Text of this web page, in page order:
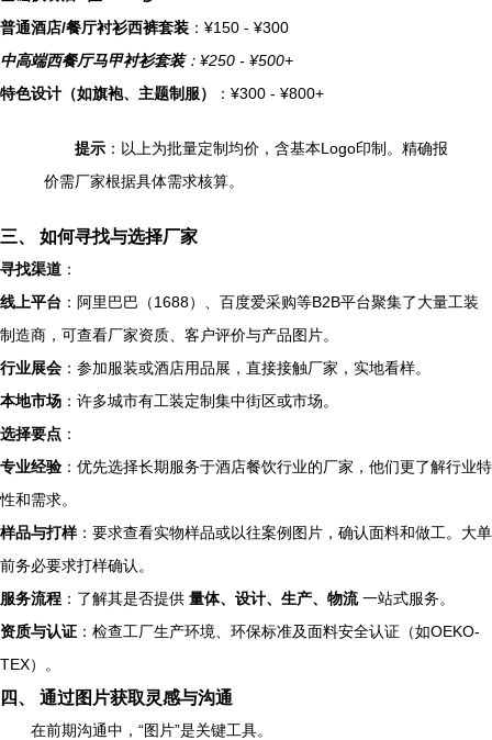
普通酒店/餐厅衬衫西裤套装 ：¥150 - ¥300
中高端西餐厅马甲衬衫套装：¥250 - ¥500+
特色设计（如旗袍、主题制服）
：¥300 - ¥800+
提示 ：以上为批量定制均价，含基本Logo印制。精确报
价需厂家根据具体需求核算。
三、 如何寻找与选择厂家
寻找渠道 ：
线上平台 ：阿里巴巴（1688）、百度爱采购等B2B平台聚集了大量工装
制造商，可查看厂家资质、客户评价与产品图片。
行业展会 ：参加服装或酒店用品展，直接接触厂家，实地看样。
本地市场 ：许多城市有工装定制集中街区或市场。
选择要点 ：
专业经验 ：优先选择长期服务于酒店餐饮行业的厂家，他们更了解行业特
性和需求。
样品与打样：要求查看实物样品或以往案例图片，确认面料和做工。大单
前务必要求打样确认。
服务流程 ：了解其是否提供 量体、设计、生产、物流一站式服务。
资质与认证 ：检查工厂生产环境、环保标准及面料安全认证（如OEKO-
TEX）。
四、 通过图片获取灵感与沟通
在前期沟通中，“图片”是关键工具。